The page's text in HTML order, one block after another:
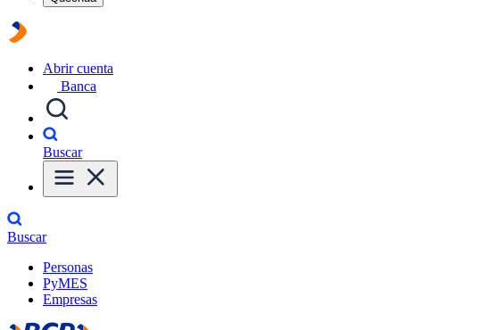
Abrir cuenta
Banca
Buscar
Buscar
Personas
PyMES
Empresas